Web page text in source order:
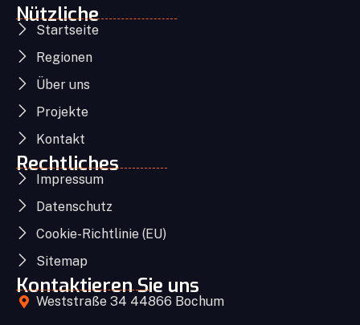
Nützliche
Startseite
Regionen
Über uns
Projekte
Kontakt
Rechtliches
Impressum
Datenschutz
Cookie-Richtlinie (EU)
Sitemap
Kontaktieren Sie uns
Weststraße 34 44866 Bochum